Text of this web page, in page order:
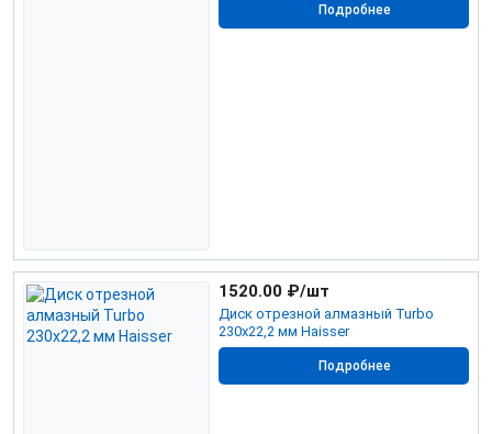
Подробнее
Диск отрезной алмазный Turbo
230х22,2 мм Haisser
1520.00 ₽/шт
Подробнее